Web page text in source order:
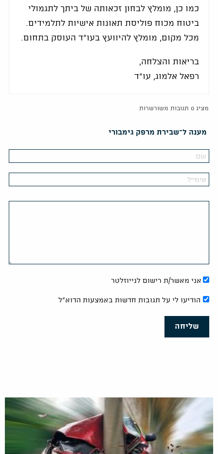
כמו כן, מומלץ לבחון זכאותה של ביתך לתגמולי
ביטוח מכוח פוליסת תאונות אישיות לתלמידים.
מכל מקום, מומלץ להיוועץ בעו"ד העוסק בתחום.
בריאות והצלחה,
רפאל אלמוג, עו"ד
מציג 0 תגובות משורשרות
מענה ל־שבירת מרפק גימבורי
אני מאשר/ת רישום לנייוזלטר
הודיעו לי על תגובות חדשות באמצעות הדוא"ל
שליחה